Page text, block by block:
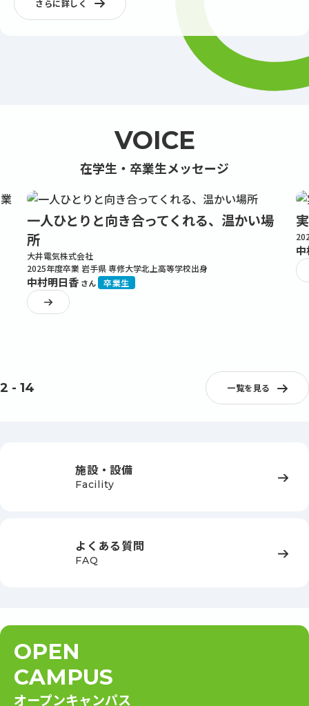
さらに詳しく
在学生・卒業生メッセージ
VOICE
一人ひとりと向き合ってくれる、温かい場
所
大井電気株式会社
2025年度卒業 岩手県 専修大学北上高等学校出身
中村明日香 さん 卒業生
2 - 14 一覧を見る
施設・設備
Facility
よくある質問
FAQ
オープンキャンパス
OPEN
CAMPUS